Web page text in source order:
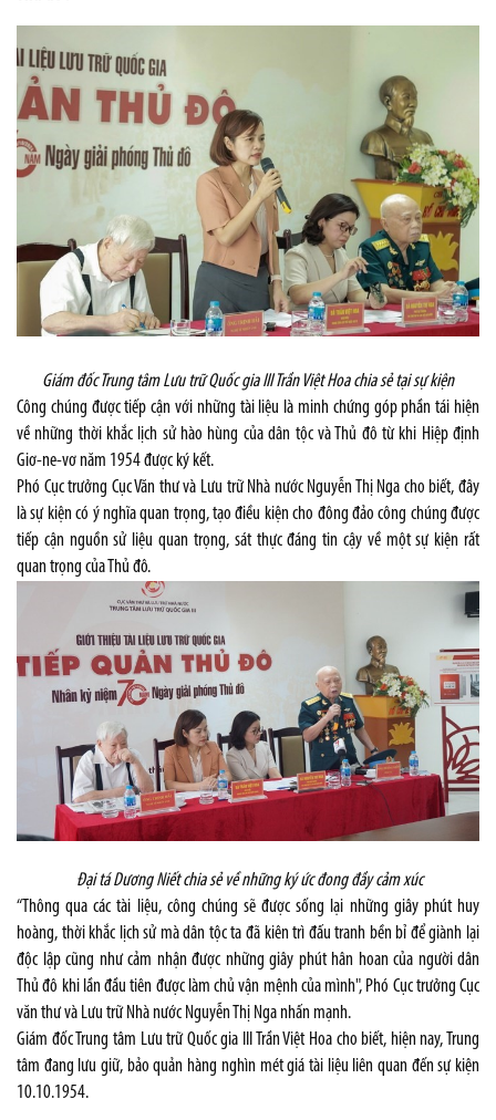
Giám đốc Trung tâm Lưu trữ Quốc gia III Trần Việt Hoa chia sẻ tại sự kiện
Công chúng được tiếp cận với những tài liệu là minh chứng góp phần tái hiện
về những thời khắc lịch sử hào hùng của dân tộc và Thủ đô từ khi Hiệp định
Giơ-ne-vơ năm 1954 được ký kết.
Phó Cục trưởng Cục Văn thư và Lưu trữ Nhà nước Nguyễn Thị Nga cho biết, đây
là sự kiện có ý nghĩa quan trọng, tạo điều kiện cho đông đảo công chúng được
tiếp cận nguồn sử liệu quan trọng, sát thực đáng tin cậy về một sự kiện rất
quan trọng của Thủ đô.
Đại tá Dương Niết chia sẻ về những ký ức đong đầy cảm xúc
“Thông qua các tài liệu, công chúng sẽ được sống lại những giây phút huy
hoàng, thời khắc lịch sử mà dân tộc ta đã kiên trì đấu tranh bền bỉ để giành lại
độc lập cũng như cảm nhận được những giây phút hân hoan của người dân
Thủ đô khi lần đầu tiên được làm chủ vận mệnh của mình", Phó Cục trưởng Cục
văn thư và Lưu trữ Nhà nước Nguyễn Thị Nga nhấn mạnh.
Giám đốc Trung tâm Lưu trữ Quốc gia III Trần Việt Hoa cho biết, hiện nay, Trung
tâm đang lưu giữ, bảo quản hàng nghìn mét giá tài liệu liên quan đến sự kiện
10.10.1954.